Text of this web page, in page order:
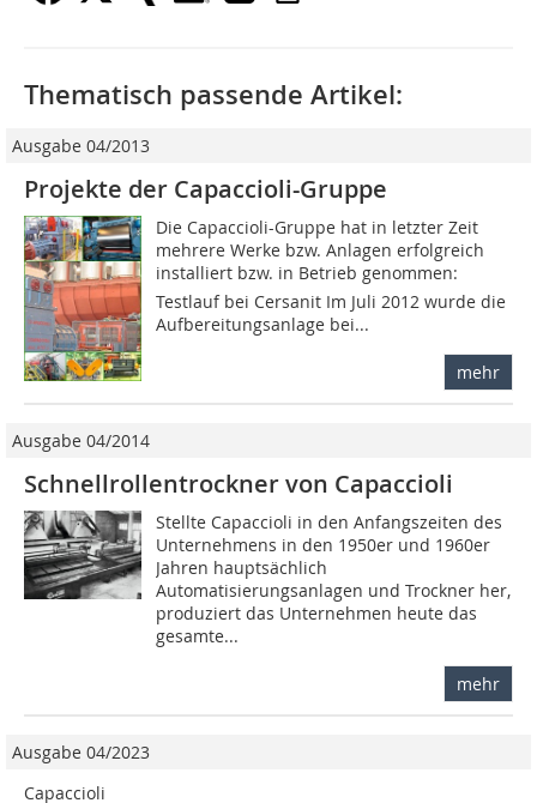
Thematisch passende Artikel:
Ausgabe 04/2013
Projekte der Capaccioli-Gruppe
Die Capaccioli-Gruppe hat in letzter Zeit
mehrere Werke bzw. Anlagen erfolgreich
installiert bzw. in Betrieb genommen: 
Testlauf bei Cersanit Im Juli 2012 wurde die
Aufbereitungsanlage bei...
mehr
Ausgabe 04/2014
Schnellrollentrockner von Capaccioli
Stellte Capaccioli in den Anfangszeiten des
Unternehmens in den 1950er und 1960er
Jahren hauptsächlich
Automatisierungsanlagen und Trockner her,
produziert das Unternehmen heute das
gesamte...
mehr
Ausgabe 04/2023
Capaccioli